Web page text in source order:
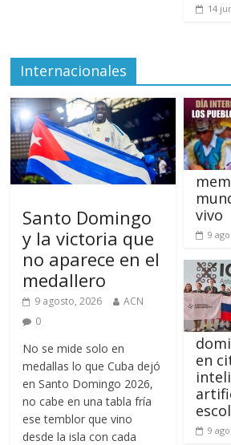
14
Internacionales
Santo Domingo
y la victoria que
no aparece en el
medallero
9 agosto, 2026
ACN
0
No se mide solo en
medallas lo que Cuba dejó
en Santo Domingo 2026,
no cabe en una tabla fría
ese temblor que vino
desde la isla con cada
vivo
9
en
9